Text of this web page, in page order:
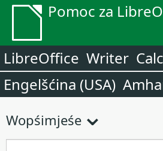
Pomoc za
LibreOffice Writer Calc
Engelšćina (USA)
Wopśimjeśe